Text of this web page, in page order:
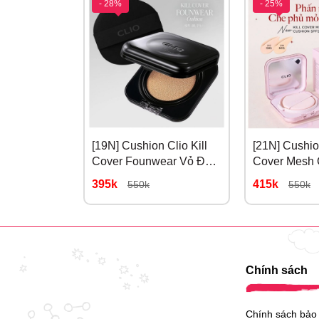
- 28%
[19N] Cushion Clio Kill
Cover Founwear Vỏ Đen
Cho Da Dầu #19N
395k 550k
- 25%
[21N]
Cover Mesh
Hồng # 21N
415k 550k
Chính sách
Chính sách bảo